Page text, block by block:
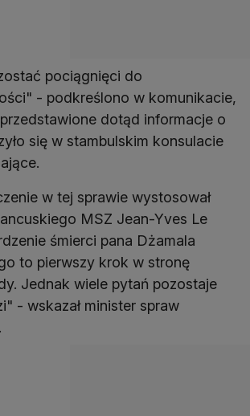
pociągnięci do
- podkreślono w komunikacie,
dotąd informacje o
się w stambulskim konsulacie
w tej sprawie wystosował
MSZ Jean-Yves Le
śmierci pana Dżamala
to pierwszy krok w stronę
Jednak wiele pytań pozostaje
- wskazał minister spraw